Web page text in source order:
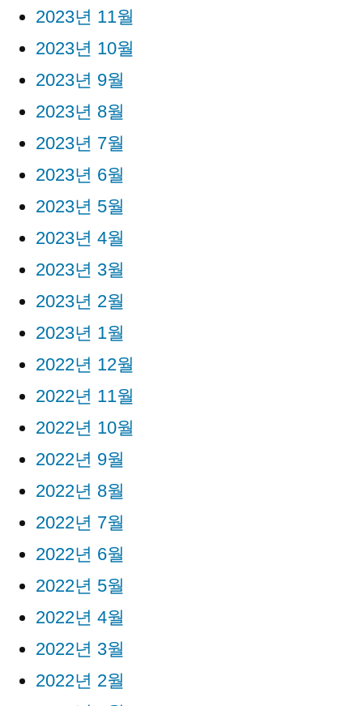
2023년 11월
2023년 10월
2023년 9월
2023년 8월
2023년 7월
2023년 6월
2023년 5월
2023년 4월
2023년 3월
2023년 2월
2023년 1월
2022년 12월
2022년 11월
2022년 10월
2022년 9월
2022년 8월
2022년 7월
2022년 6월
2022년 5월
2022년 4월
2022년 3월
2022년 2월